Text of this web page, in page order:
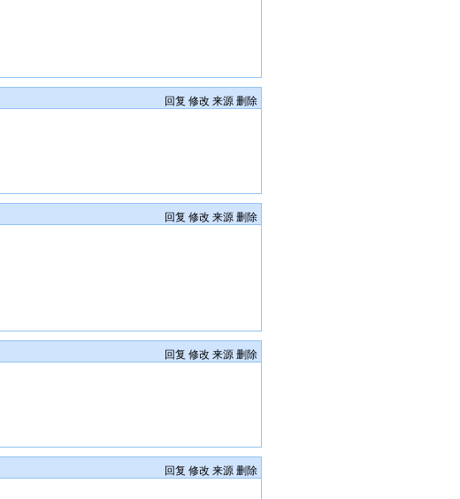
回复 修改 来源 删除
回复 修改 来源 删除
回复 修改 来源 删除
回复 修改 来源 删除